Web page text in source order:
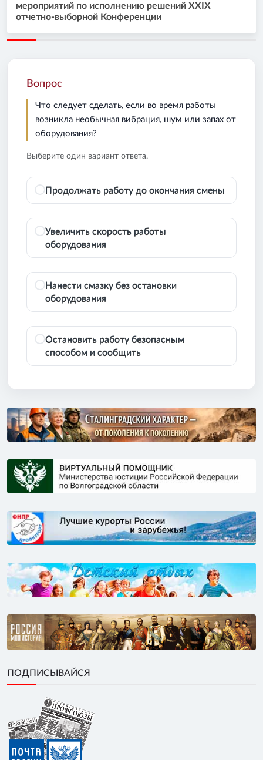
мероприятий по исполнению решений XXIX
отчетно-выборной Конференции
Вопрос
Что следует сделать, если во время работы
возникла необычная вибрация, шум или запах от
оборудования?
Выберите один вариант ответа.
Продолжать работу до окончания смены
Увеличить скорость работы
оборудования
Нанести смазку без остановки
оборудования
Остановить работу безопасным
способом и сообщить
ПОДПИСЫВАЙСЯ